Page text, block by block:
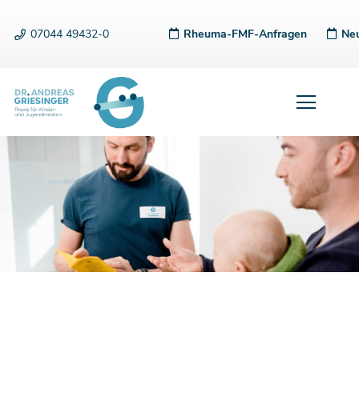
07044 49432-0 Rheuma-FMF-Anfragen